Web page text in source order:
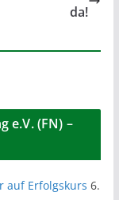
da!
e.V. (FN) –
auf Erfolgskurs 6.